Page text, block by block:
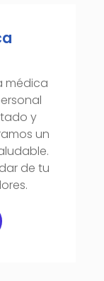
médica
y
un
de tu